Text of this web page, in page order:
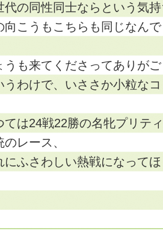
代の同性同士ならという気
向こうもこちらも同じなん
うも来てくださってありが
うわけで、いささか小粒な
ては24戦22勝の名牝プリテ
のレース、
にふさわしい熱戦になって